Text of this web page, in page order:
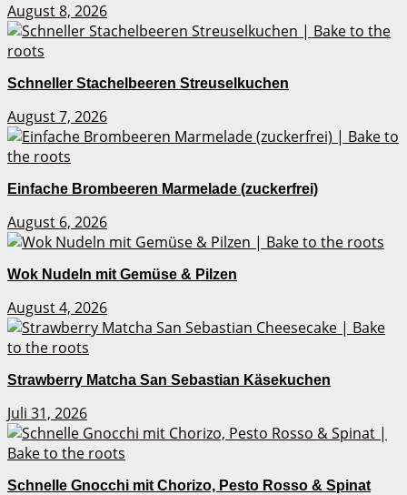
August 8, 2026
Schneller Stachelbeeren Streuselkuchen
August 7, 2026
Einfache Brombeeren Marmelade (zuckerfrei)
August 6, 2026
Wok Nudeln mit Gemüse & Pilzen
August 4, 2026
Strawberry Matcha San Sebastian Käsekuchen
Juli 31, 2026
Schnelle Gnocchi mit Chorizo, Pesto Rosso & Spinat